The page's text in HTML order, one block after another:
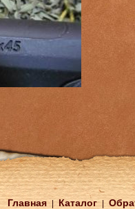
Главная Каталог